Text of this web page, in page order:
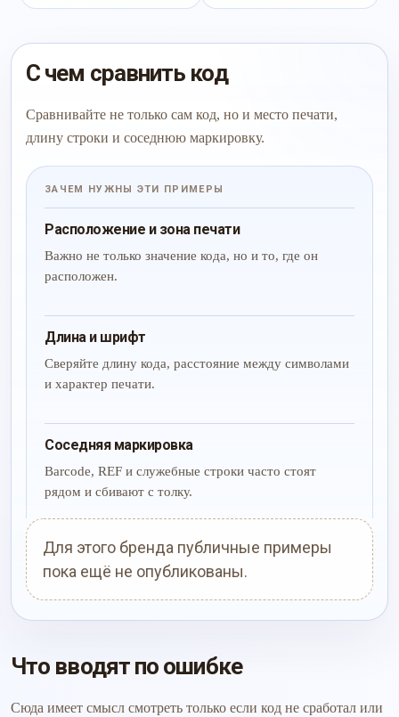
С чем сравнить код
Сравнивайте не только сам код, но и место печати,
длину строки и соседнюю маркировку.
ЗАЧЕМ НУЖНЫ ЭТИ ПРИМЕРЫ
Расположение и зона печати
Важно не только значение кода, но и то, где он
расположен.
Длина и шрифт
Сверяйте длину кода, расстояние между символами
и характер печати.
Соседняя маркировка
Barcode, REF и служебные строки часто стоят
рядом и сбивают с толку.
Для этого бренда публичные примеры
пока ещё не опубликованы.
Что вводят по ошибке
Сюда имеет смысл смотреть только если код не сработал или